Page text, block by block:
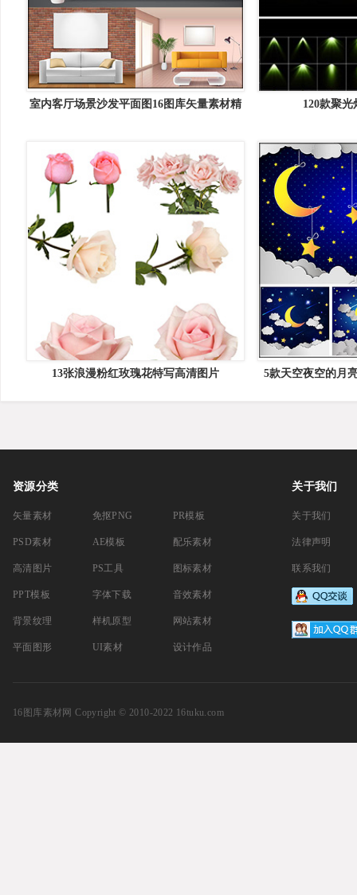
室内客厅场景沙发平面图16图库矢量素材精
120款聚
13张浪漫粉红玫瑰花特写高清图片
5款天空夜空的月
资源分类
矢量素材
PSD素材
高清图片
PPT模板
背景纹理
平面图形
免抠PNG
AE模板
PS工具
字体下载
样机原型
UI素材
PR模板
配乐素材
图标素材
音效素材
网站素材
设计作品
关于我们
关于我们
法律声明
联系我们
16图库素材网 Copyright © 2010-2022 16tuku.com